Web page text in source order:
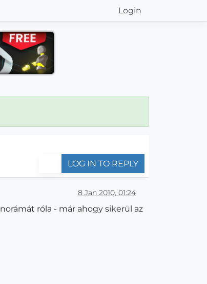
Login
LOG IN TO REPLY
8 Jan 2010, 01:24
róla - már ahogy sikerül az